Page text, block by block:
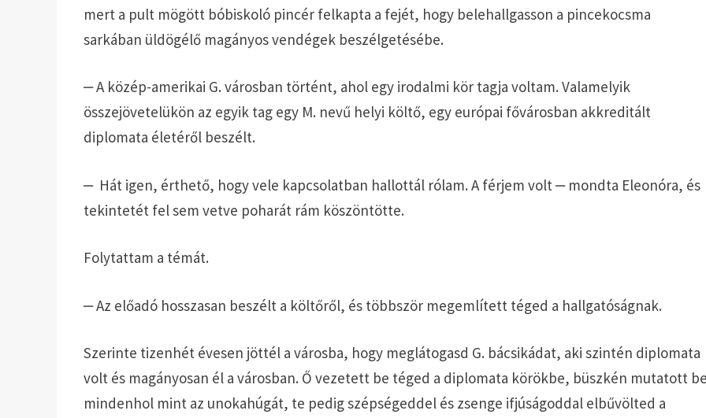
mert a pult mögött bóbiskoló pincér felkapta a fejét, hogy belehallgasson a pincekocsma
sarkában üldögélő magányos vendégek beszélgetésébe.
‒ A közép-amerikai G. városban történt, ahol egy irodalmi kör tagja voltam. Valamelyik
összejövetelükön az egyik tag egy M. nevű helyi költő, egy európai fővárosban akkreditált
diplomata életéről beszélt.
‒ Hát igen, érthető, hogy vele kapcsolatban hallottál rólam. A férjem volt ‒ mondta Eleonóra, és
tekintetét fel sem vetve poharát rám köszöntötte.
Folytattam a témát.
‒ Az előadó hosszasan beszélt a költőről, és többször megemlített téged a hallgatóságnak.
Szerinte tizenhét évesen jöttél a városba, hogy meglátogasd G. bácsikádat, aki szintén diplomata
volt és magányosan él a városban. Ő vezetett be téged a diplomata körökbe, büszkén mutatott
mindenhol mint az unokahúgát, te pedig szépségeddel és zsenge ifjúságoddal elbűvölted a